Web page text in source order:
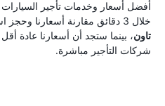
أفضل أسعار وخدمات تأجير
خلال 3 دقائق مقارنة أسعارنا وحجز استئجار سيارتك في
تاون، بينما ستجد أن أسعارنا عادة
شركات التأجير مباشرة.